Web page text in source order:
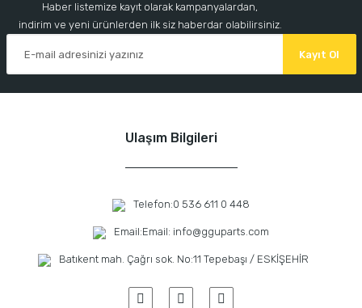
Haber listemize kayıt olarak kampanyalardan,
indirim ve yeni ürünlerden ilk siz haberdar olabilirsiniz.
Kayıt Ol
Ulaşım Bilgileri
Telefon:0 536 611 0 448
Email:Email: info@gguparts.com
Batıkent mah. Çağrı sok. No:11 Tepebaşı / ESKİŞEHİR